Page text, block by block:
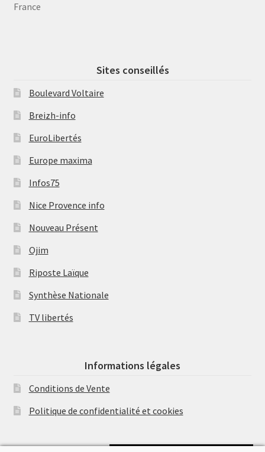
France
Sites conseillés
Boulevard Voltaire
Breizh-info
EuroLibertés
Europe maxima
Infos75
Nice Provence info
Nouveau Présent
Ojim
Riposte Laïque
Synthèse Nationale
TV libertés
Informations légales
Conditions de Vente
Politique de confidentialité et cookies